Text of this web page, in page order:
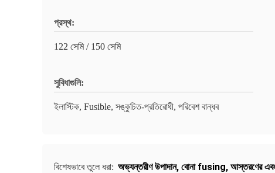
প্রস্থ:
122 সেমি / 150 সেমি
সুবিধাগুলি:
ইলাস্টিক, Fusible, সঙ্কুচিত-প্রতিরোধী, পরিবেশ বান্ধব
বিশেষভাবে তুলে ধরা: অভ্যন্তরীণ উপাদান, বোনা fusing, আস্তরণের এবং